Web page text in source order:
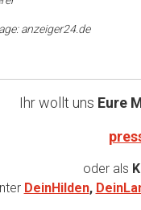
anzeiger24.de
Ihr wollt uns Eure
oder als
DeinHilden,